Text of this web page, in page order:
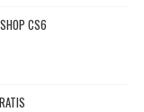
CS6